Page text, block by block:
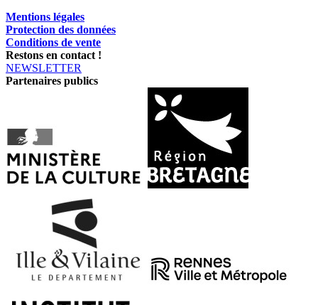
Mentions légales
Protection des données
Conditions de vente
Restons en contact !
NEWSLETTER
Partenaires publics